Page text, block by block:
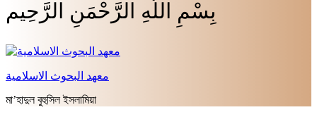
بِسْمِ اللَّهِ الرَّحْمَنِ الرَّحِيم
معهد البحوث الاسلامية
মা’হাদুল বুহুসিল ইসলামিয়া